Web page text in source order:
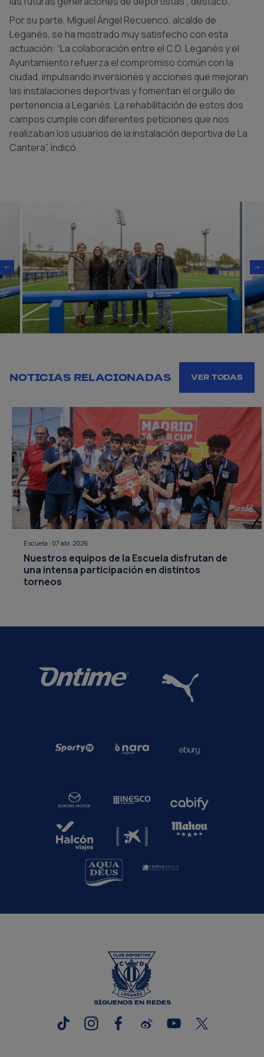
Por su parte, Miguel Ángel Recuenco, alcalde de
Leganés, se ha mostrado muy satisfecho con esta
actuación: “La colaboración entre el C.D. Leganés y el
Ayuntamiento refuerza el compromiso común con la
ciudad, impulsando inversiones y acciones que mejoran
las instalaciones deportivas y fomentan el orgullo de
pertenencia a Leganés. La rehabilitación de estos dos
campos cumple con diferentes peticiones que nos
realizaban los usuarios de la instalación deportiva de La
Cantera”, indicó.
NOTICIAS RELACIONADAS VER TODAS
Escuela | 07 abr. 2026
Nuestros equipos de la Escuela disfrutan de
una intensa participación en distintos
torneos
SÍGUENOS EN REDES